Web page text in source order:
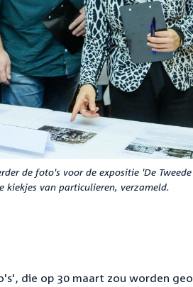
de foto's voor de expositie 'De
van particulieren, verzameld.
die op 30 maart zou worden